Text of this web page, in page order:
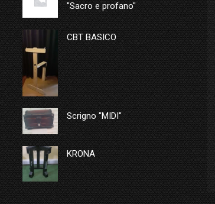
"Sacro e profano"
CBT BASICO
Scrigno "MIDI"
KRONA